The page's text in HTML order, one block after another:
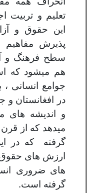
تعلیم و تربیت
این حقوق و
پذیرش
سطح فرهنگ و
هم میشود که
جوامع انسانی
در افغانستان و
و اندیشه های
میدهد که از
گرفته که در
ارزش های
های ضروری
گرفته است.